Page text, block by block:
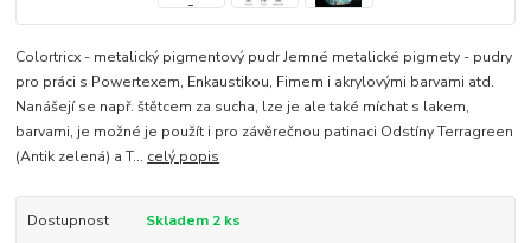
Colortricx - metalický pigmentový pudr Jemné metalické pigmety - pudry
pro práci s Powertexem, Enkaustikou, Fimem i akrylovými barvami atd.
Nanášejí se např. štětcem za sucha, lze je ale také míchat s lakem,
barvami, je možné je použít i pro závěrečnou patinaci Odstíny Terragreen
(Antik zelená) a T... celý popis
Dostupnost
Skladem 2 ks